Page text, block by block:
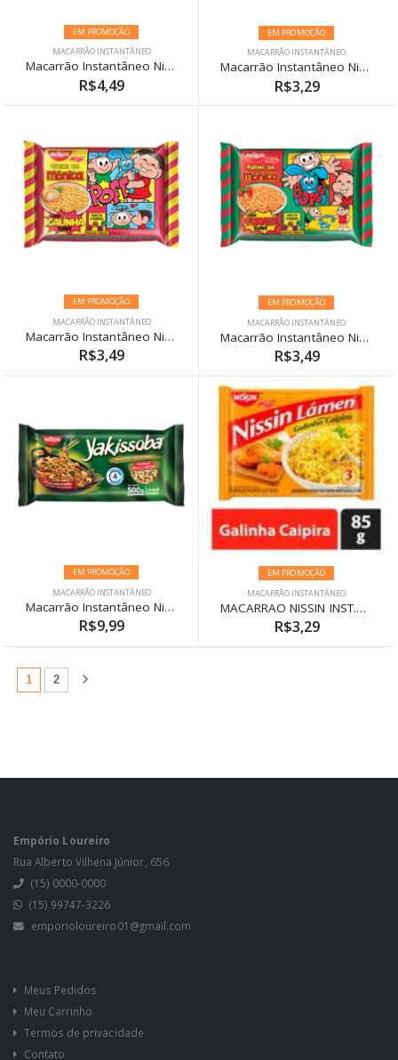
EM PROMOÇÃO
MACARRÃO INSTANTÂNEO
Macarrão Instantâneo Nissin Miojo Talharim Frango 99g
R$4,49
EM PROMOÇÃO
MACARRÃO INSTANTÂNEO
Macarrão Instantâneo Nissin Miojo Turma da Mônica Carne Suave 85g
R$3,29
EM PROMOÇÃO
MACARRÃO INSTANTÂNEO
Macarrão Instantâneo Nissin Miojo Turma da Mônica Galinha Suave 85g
R$3,49
EM PROMOÇÃO
MACARRÃO INSTANTÂNEO
Macarrão Instantâneo Nissin Miojo Turma da Mônica Sabor Tomate Suave 85g
R$3,49
EM PROMOÇÃO
MACARRÃO INSTANTÂNEO
Macarrão Instantâneo Nissin Yakissoba 500g
R$9,99
EM PROMOÇÃO
MACARRÃO INSTANTÂNEO
MACARRAO NISSIN INST.GALINHA CAIPIR.85GR
R$3,29
1(atual)
2
Empório Loureiro
Rua Alberto Vilhena Júnior, 656
(15) 0000-0000
(15) 99747-3226
emporioloureiro01@gmail.com
Meus Pedidos
Meu Carrinho
Termos de privacidade
Contato